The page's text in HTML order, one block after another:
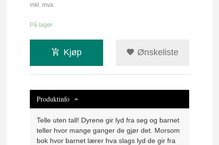
inkl. mva.
På lager
Kjøp Ønskeliste
Produktinfo
Telle uten tall! Dyrene gir lyd fra seg og barnet
teller hvor mange ganger de gjør det. Morsom
bok hvor barnet lærer hva slags lyd de gir fra